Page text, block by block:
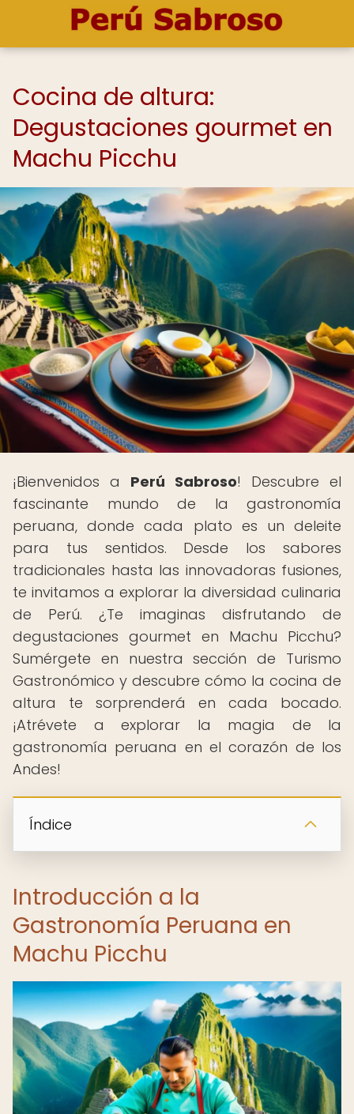
Cocina de altura:
Degustaciones gourmet en
Machu Picchu
¡Bienvenidos a Perú Sabroso! Descubre el
fascinante mundo de la gastronomía
peruana, donde cada plato es un deleite
para tus sentidos. Desde los sabores
tradicionales hasta las innovadoras fusiones,
te invitamos a explorar la diversidad culinaria
de Perú. ¿Te imaginas disfrutando de
degustaciones gourmet en Machu Picchu?
Sumérgete en nuestra sección de Turismo
Gastronómico y descubre cómo la cocina de
altura te sorprenderá en cada bocado.
¡Atrévete a explorar la magia de la
gastronomía peruana en el corazón de los
Andes!
Índice
Introducción a la
Gastronomía Peruana en
Machu Picchu